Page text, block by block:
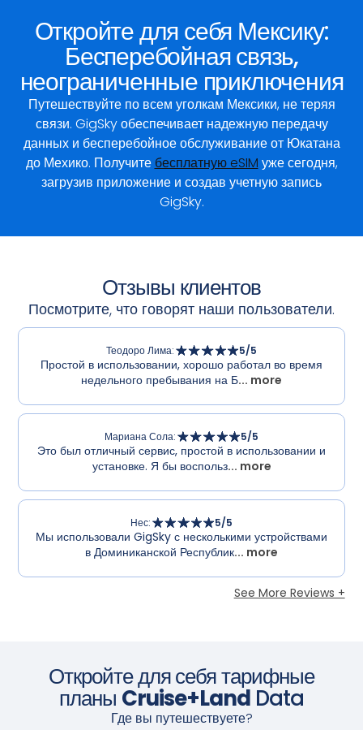
Откройте для себя Мексику:
Бесперебойная связь,
неограниченные приключения
Путешествуйте по всем уголкам Мексики, не теряя
связи. GigSky обеспечивает надежную передачу
данных и бесперебойное обслуживание от Юкатана
до Мехико. Получите бесплатную eSIM уже сегодня,
загрузив приложение и создав учетную запись
GigSky.
Отзывы клиентов
Посмотрите, что говорят наши пользователи.
Теодоро Лима: 5/5
Простой в использовании, хорошо работал во время
недельного пребывания на Б... more
Мариана Сола: 5/5
Это был отличный сервис, простой в использовании и
установке. Я бы воспольз... more
Нес: 5/5
Мы использовали GigSky с несколькими устройствами
в Доминиканской Республик... more
See More Reviews +
Откройте для себя тарифные
планы Cruise+LandData
Где вы путешествуете?